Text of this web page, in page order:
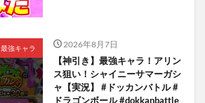
最強キャラ 2026年8月7日
【神引き】最強キャラ！アリン
ス狙い！シャイニーサマーガシ
ャ【実況】 #ドッカンバトル #
ドラゴンボール #dokkanbattle